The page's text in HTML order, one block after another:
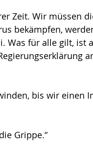
Zeit. Wir müssen
bekämpfen,
Was für alle gilt, ist
bis wir einen
Grippe.“